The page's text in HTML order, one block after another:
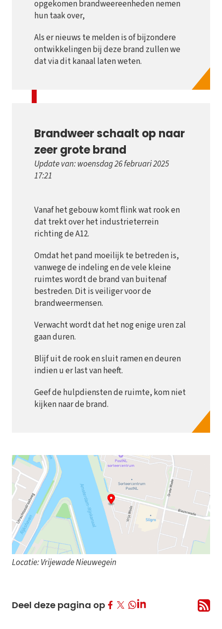
opgekomen brandweereenheden nemen
hun taak over,
Als er nieuws te melden is of bijzondere
ontwikkelingen bij deze brand zullen we
dat via dit kanaal laten weten.
Brandweer schaalt op naar
zeer grote brand
Update van: woensdag 26 februari 2025
17:21
Vanaf het gebouw komt flink wat rook en
dat trekt over het industrieterrein
richting de A12.
Omdat het pand moeilijk te betreden is,
vanwege de indeling en de vele kleine
ruimtes wordt de brand van buitenaf
bestreden. Dit is veiliger voor de
brandweermensen.
Verwacht wordt dat het nog enige uren zal
gaan duren.
Blijf uit de rook en sluit ramen en deuren
indien u er last van heeft.
Geef de hulpdiensten de ruimte, kom niet
kijken naar de brand.
Locatie: Vrijewade Nieuwegein
Deel deze pagina opDeel op Facebook
Deel op Twitter
Deel op Whatsapp
Deel op LinkedIn